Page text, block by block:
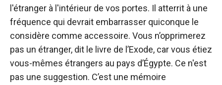
l'étranger à l'intérieur de vos portes. Il atterrit à une
fréquence qui devrait embarrasser quiconque le
considère comme accessoire. Vous n’opprimerez
pas un étranger, dit le livre de l’Exode, car vous étiez
vous-mêmes étrangers au pays d’Égypte. Ce n'est
pas une suggestion. C’est une mémoire